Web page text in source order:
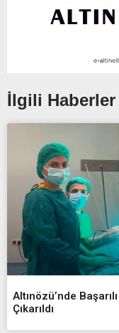
İlgili Haberler
Altınözü’nde
Çıkarıldı